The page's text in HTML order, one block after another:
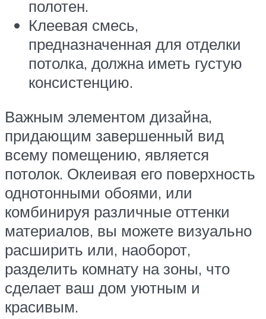
полотен.
Клеевая смесь,
предназначенная для отделки
потолка, должна иметь густую
консистенцию.
Важным элементом дизайна,
придающим завершенный вид
всему помещению, является
потолок. Оклеивая его поверхность
однотонными обоями, или
комбинируя различные оттенки
материалов, вы можете визуально
расширить или, наоборот,
разделить комнату на зоны, что
сделает ваш дом уютным и
красивым.